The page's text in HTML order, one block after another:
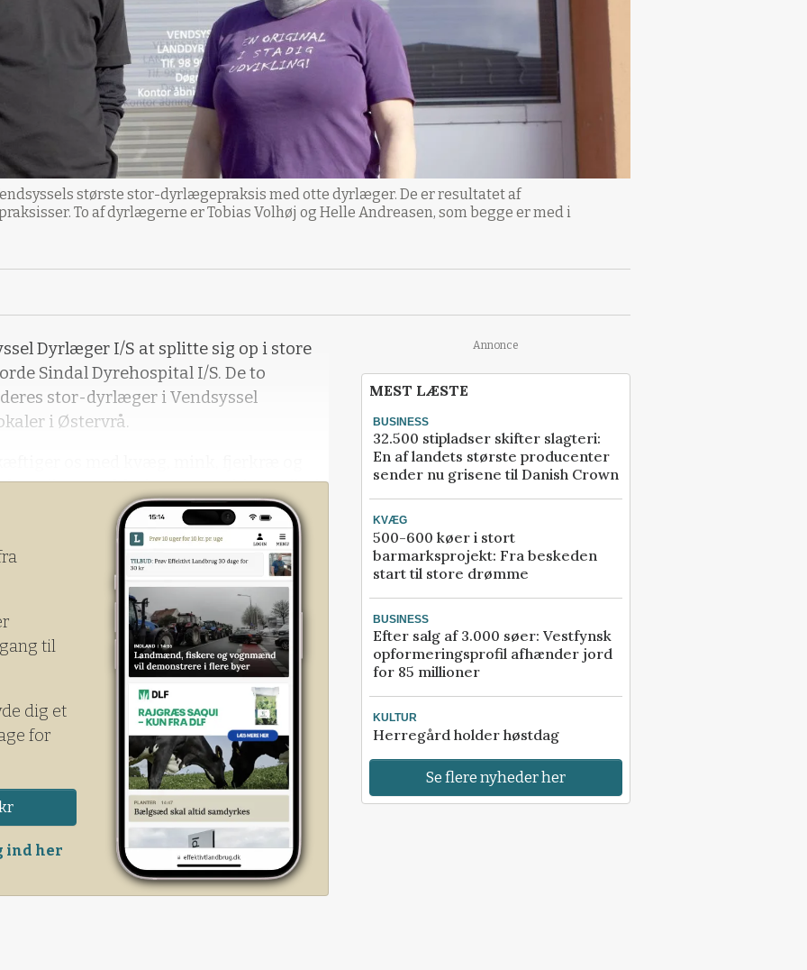
største stor-dyrlægepraksis med otte dyrlæger. De er resultatet af
To af dyrlægerne er Tobias Volhøj og Helle Andreasen, som begge er med i
Dyrlæger I/S at splitte sig op i store
Sindal Dyrehospital I/S. De to
stor-dyrlæger i Vendsyssel
i Østervrå.
fortæller en af dyrlægerne Tobias Volhøj.
til
dig et
for
ind her
Annonce
MEST LÆSTE
BUSINESS
32.500 stipladser skifter slagteri:
En af landets største producenter
sender nu grisene til Danish Crown
KVÆG
500-600 køer i stort
barmarksprojekt: Fra beskeden
start til store drømme
BUSINESS
Efter salg af 3.000 søer: Vestfynsk
opformeringsprofil afhænder jord
for 85 millioner
KULTUR
Herregård holder høstdag
Se flere nyheder her